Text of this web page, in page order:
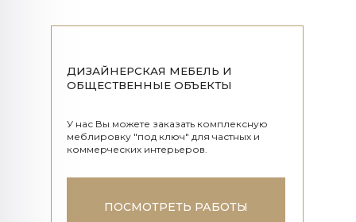
ДИЗАЙНЕРСКАЯ МЕБЕЛЬ И
ОБЩЕСТВЕННЫЕ ОБЪЕКТЫ
ПОСМОТРЕТЬ РАБОТЫ
У нас Вы можете заказать комплексную
меблировку "под ключ" для частных и
коммерческих интерьеров.